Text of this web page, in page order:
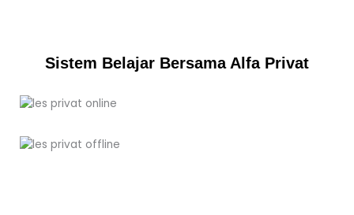
Sistem Belajar Bersama Alfa Privat